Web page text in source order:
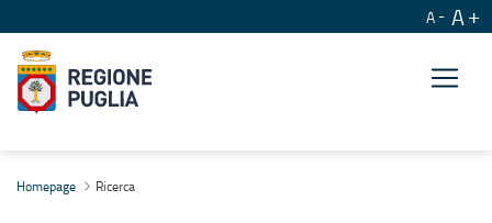
A A
Homepage Ricerca